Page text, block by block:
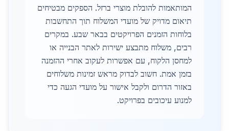
המותאמות להובלת מוצרי ברזל. הספקים מבטיחים
תיאום מדויק של מועדי המשלוח תוך התחשבות
בלוחות הזמנים הפרויקטים בבאר שבע. במקרים
רבים, משלוח מתבצע ישירות לאתר הבנייה או
למחסן הלקוח, עם אפשרות לעקוב אחרי ההזמנה
בזמן אמת. חשוב לבדוק מראש זמינות משלוחים
באזור הדרום ולקבל אישור על מועדי הגעה כדי
למנוע עיכובים בפרויקט.